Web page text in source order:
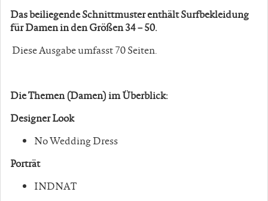
Das beiliegende Schnittmuster enthält Surfbekleidung
für Damen in den Größen 34 – 50.
Diese Ausgabe umfasst 70 Seiten.
Die Themen (Damen) im Überblick:
Designer Look
No Wedding Dress
Porträt
INDNAT